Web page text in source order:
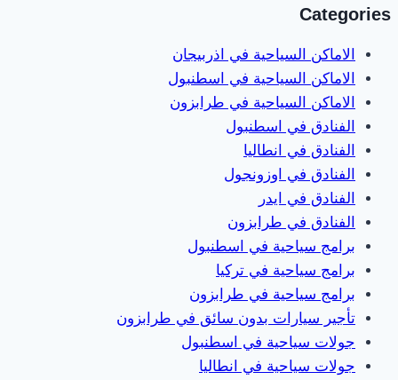
Categories
الاماكن السياحية في اذربيجان
الاماكن السياحية في اسطنبول
الاماكن السياحية في طرابزون
الفنادق في اسطنبول
الفنادق في انطاليا
الفنادق في اوزونجول
الفنادق في ايدر
الفنادق في طرابزون
برامج سياحية في اسطنبول
برامج سياحية في تركيا
برامج سياحية في طرابزون
تأجير سيارات بدون سائق في طرابزون
جولات سياحية في اسطنبول
جولات سياحية في انطاليا